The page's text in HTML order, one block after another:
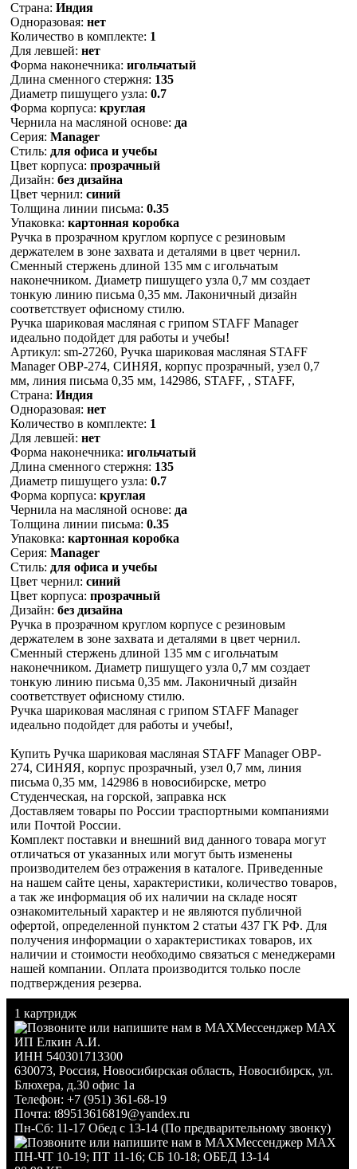
Страна: Индия
Одноразовая: нет
Количество в комплекте: 1
Для левшей: нет
Форма наконечника: игольчатый
Длина сменного стержня: 135
Диаметр пишущего узла: 0.7
Форма корпуса: круглая
Чернила на масляной основе: да
Серия: Manager
Стиль: для офиса и учебы
Цвет корпуса: прозрачный
Дизайн: без дизайна
Цвет чернил: синий
Толщина линии письма: 0.35
Упаковка: картонная коробка
Ручка в прозрачном круглом корпусе с резиновым
держателем в зоне захвата и деталями в цвет чернил.
Сменный стержень длиной 135 мм с игольчатым
наконечником. Диаметр пишущего узла 0,7 мм создает
тонкую линию письма 0,35 мм. Лаконичный дизайн
соответствует офисному стилю.
Ручка шариковая масляная с грипом STAFF Manager
идеально подойдет для работы и учебы!
Артикул: sm-27260, Ручка шариковая масляная STAFF
Manager OBP-274, СИНЯЯ, корпус прозрачный, узел 0,7
мм, линия письма 0,35 мм, 142986, STAFF, , STAFF,
Страна: Индия
Одноразовая: нет
Количество в комплекте: 1
Для левшей: нет
Форма наконечника: игольчатый
Длина сменного стержня: 135
Диаметр пишущего узла: 0.7
Форма корпуса: круглая
Чернила на масляной основе: да
Толщина линии письма: 0.35
Упаковка: картонная коробка
Серия: Manager
Стиль: для офиса и учебы
Цвет чернил: синий
Цвет корпуса: прозрачный
Дизайн: без дизайна
Ручка в прозрачном круглом корпусе с резиновым
держателем в зоне захвата и деталями в цвет чернил.
Сменный стержень длиной 135 мм с игольчатым
наконечником. Диаметр пишущего узла 0,7 мм создает
тонкую линию письма 0,35 мм. Лаконичный дизайн
соответствует офисному стилю.
Ручка шариковая масляная с грипом STAFF Manager
идеально подойдет для работы и учебы!,
Купить Ручка шариковая масляная STAFF Manager OBP-
274, СИНЯЯ, корпус прозрачный, узел 0,7 мм, линия
письма 0,35 мм, 142986 в новосибирске, метро
Студенческая, на горской, заправка нск
Доставляем товары по России траспортными компаниями
или Почтой России.
Комплект поставки и внешний вид данного товара могут
отличаться от указанных или могут быть изменены
производителем без отражения в каталоге. Приведенные
на нашем сайте цены, характеристики, количество товаров,
а так же информация об их наличии на складе носят
ознакомительный характер и не являются публичной
офертой, определенной пунктом 2 статьи 437 ГК РФ. Для
получения информации о характеристиках товаров, их
наличии и стоимости необходимо связаться с менеджерами
нашей компании. Оплата производится только после
подтверждения резерва.
1 картридж
Мессенджер MAX
ИП Елкин А.И.
ИНН 540301713300
630073, Россия, Новосибирская область, Новосибирск, ул.
Блюхера, д.30 офис 1а
Телефон: +7 (951) 361-68-19
Почта: t89513616819@yandex.ru
Пн-Сб: 11-17 Обед с 13-14 (По предварительному звонку)
Мессенджер MAX
ПН-ЧТ 10-19; ПТ 11-16; СБ 10-18; ОБЕД 13-14